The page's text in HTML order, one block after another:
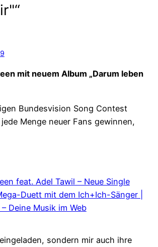
mit neuem Album „Darum leben
Bundesvision Song Contest
Menge neuer Fans gewinnen,
feat. Adel Tawil – Neue Single
Duett mit dem Ich+Ich-Sänger |
Deine Musik im Web
sondern mir auch ihre